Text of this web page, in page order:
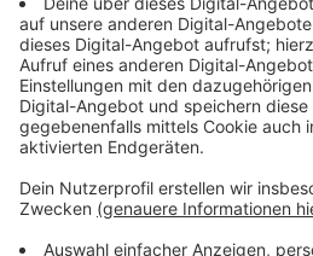
Zustimmung, um
Video-Service
Wir verwenden einen
Drittanbieters, um
einzubetten. Dieser
sammeln. Bitte